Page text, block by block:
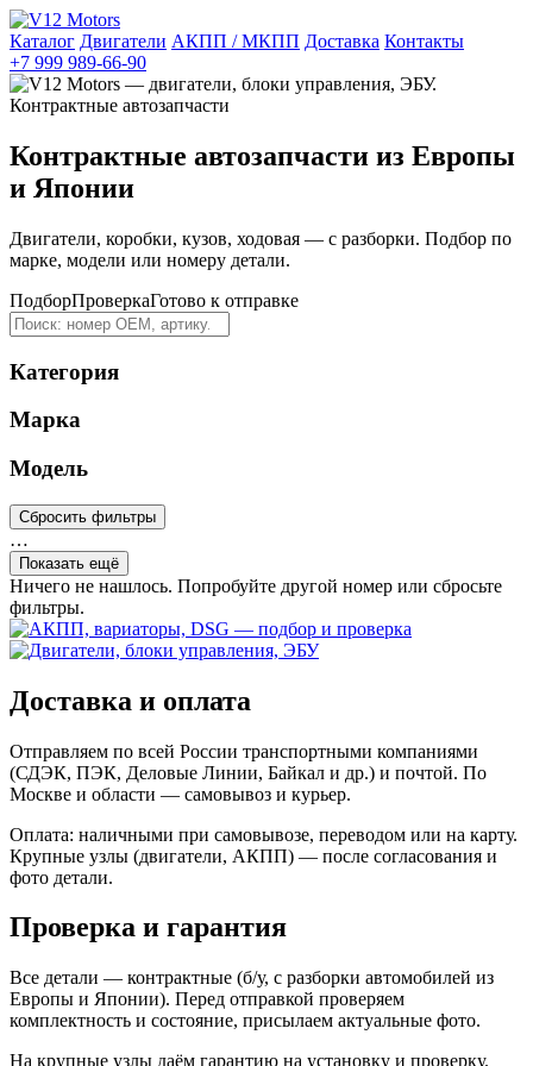
Каталог Двигатели АКПП / МКПП Доставка Контакты
+7 999 989-66-90
Контрактные автозапчасти из Европы
и Японии
Двигатели, коробки, кузов, ходовая — с разборки. Подбор по
марке, модели или номеру детали.
ПодборПроверкаГотово к отправке
Категория
Марка
Модель
Сбросить фильтры
…
Показать ещё
Ничего не нашлось. Попробуйте другой номер или сбросьте
фильтры.
Доставка и оплата
Отправляем по всей России транспортными компаниями
(СДЭК, ПЭК, Деловые Линии, Байкал и др.) и почтой. По
Москве и области — самовывоз и курьер.
Оплата: наличными при самовывозе, переводом или на карту.
Крупные узлы (двигатели, АКПП) — после согласования и
фото детали.
Проверка и гарантия
Все детали — контрактные (б/у, с разборки автомобилей из
Европы и Японии). Перед отправкой проверяем
комплектность и состояние, присылаем актуальные фото.
На крупные узлы даём гарантию на установку и проверку.